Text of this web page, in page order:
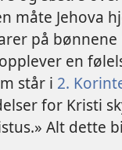
måte Jehova
på
en
står i 2.
for Kristi
Alt dette